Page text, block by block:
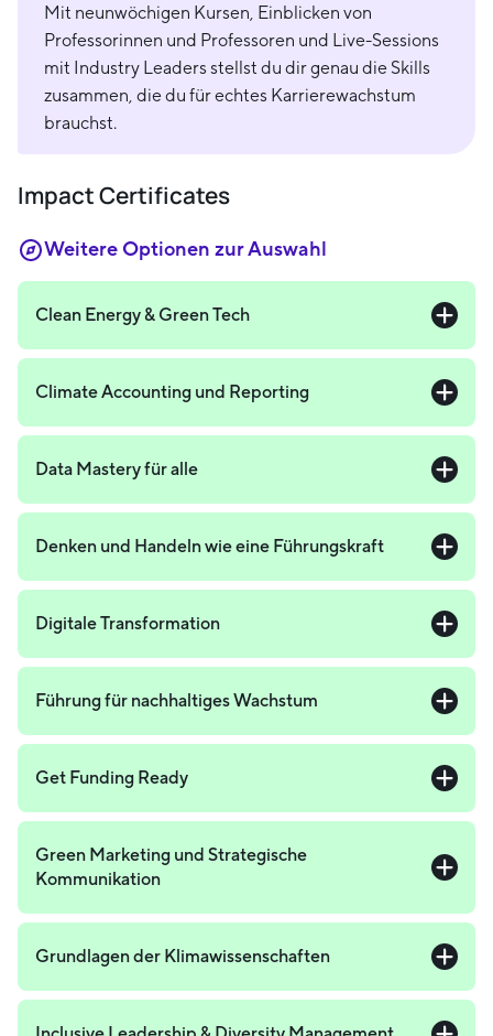
Mit neunwöchigen Kursen, Einblicken von
Professorinnen und Professoren und Live-Sessions
mit Industry Leaders stellst du dir genau die Skills
zusammen, die du für echtes Karrierewachstum
brauchst.
Impact Certificates
Weitere Optionen zur Auswahl
Clean Energy & Green Tech
Climate Accounting und Reporting
Data Mastery für alle
Denken und Handeln wie eine Führungskraft
Digitale Transformation
Führung für nachhaltiges Wachstum
Get Funding Ready
Green Marketing und Strategische
Kommunikation
Grundlagen der Klimawissenschaften